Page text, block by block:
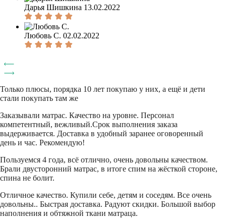
Дарья Шишкина 13.02.2022
Любовь С. 02.02.2022
Только плюсы, порядка 10 лет покупаю у них, а ещё и дети
стали покупать там же
Заказывали матрас. Качество на уровне. Персонал
компетентный, вежливый.Срок выполнения заказа
выдерживается. Доставка в удобный заранее оговоренный
день и час. Рекомендую!
Пользуемся 4 года, всё отлично, очень довольны качеством.
Брали двусторонний матрас, в итоге спим на жёсткой стороне,
спина не болит.
Отличное качество. Купили себе, детям и соседям. Все очень
довольны.. Быстрая доставка. Радуют скидки. Большой выбор
наполнения и обтяжной ткани матраца.